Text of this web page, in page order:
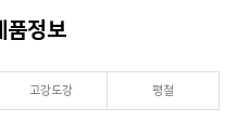
품정보
고강도강 평철